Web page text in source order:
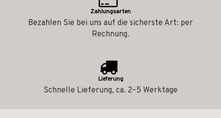
Zahlungsarten
Bezahlen Sie bei uns auf die sicherste Art: per
Rechnung.
Lieferung
Schnelle Lieferung, ca. 2–5 Werktage